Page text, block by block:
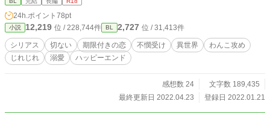
24h.ポイント 78pt
小説 12,219 位 / 228,744件 BL 2,727 位 / 31,413件
シリアス 切ない 期限付きの恋 不憫受け 異世界
わんこ攻め
じれじれ
溺愛 ハッピーエンド
感想数 24
文字数 189,435
最終更新日 2022.04.23
登録日 2022.01.21